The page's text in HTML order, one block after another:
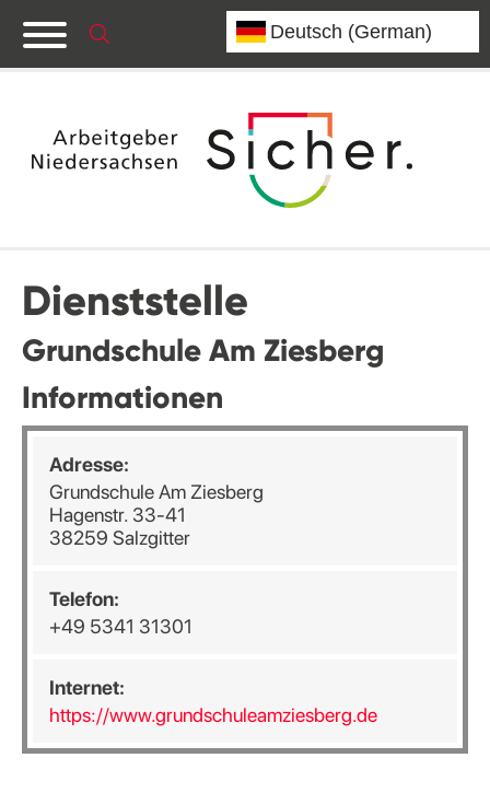
Dienststelle
Grundschule Am Ziesberg
Informationen
Adresse:
Grundschule Am Ziesberg
Hagenstr. 33-41
38259 Salzgitter
Telefon:
+49 5341 31301
Internet:
https://www.grundschuleamziesberg.de